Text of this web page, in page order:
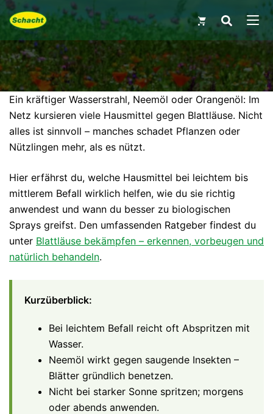
Skip
content
for:
Ein kräftiger Wasserstrahl, Neemöl oder Orangenöl: Im
Netz kursieren viele Hausmittel gegen Blattläuse. Nicht
alles ist sinnvoll – manches schadet Pflanzen oder
Nützlingen mehr, als es nützt.
Hier erfährst du, welche Hausmittel bei leichtem bis
mittlerem Befall wirklich helfen, wie du sie richtig
anwendest und wann du besser zu biologischen
Sprays greifst. Den umfassenden Ratgeber findest du
unter Blattläuse bekämpfen – erkennen, vorbeugen und
natürlich behandeln.
Kurzüberblick:
Bei leichtem Befall reicht oft Abspritzen mit
Wasser.
Neemöl wirkt gegen saugende Insekten –
Blätter gründlich benetzen.
Nicht bei starker Sonne spritzen; morgens
oder abends anwenden.